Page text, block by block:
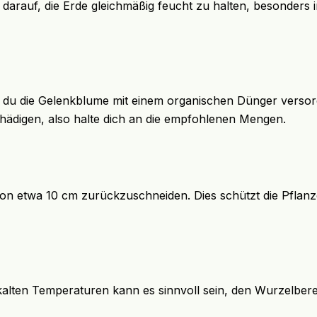
die Erde gleichmäßig feucht zu halten, besonders
die Gelenkblume mit einem organischen Dünger
also halte dich an die empfohlenen Mengen.
etwa 10 cm zurückzuschneiden. Dies schützt die
Temperaturen kann es sinnvoll sein, den